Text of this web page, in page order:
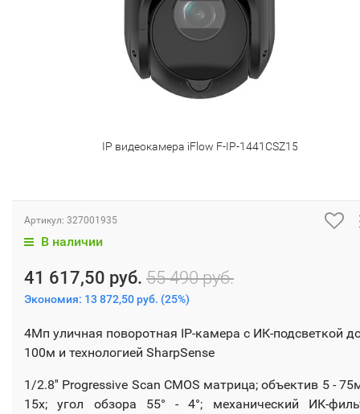
IP видеокамера iFlow F-IP-1441CSZ15
Артикул: 327001935
В наличии
41 617,50 руб. 55 490 руб.
Экономия: 13 872,50 руб. (25%)
4Мп уличная поворотная IP-камера с ИК-подсветкой
100м и технологией SharpSense
1/2.8'' Progressive Scan CMOS матрица; объектив 5 -
15x; угол обзора 55° - 4°; механический ИК-